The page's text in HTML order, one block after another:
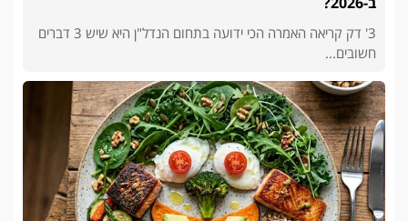
3' דק קריאה האמרה הכי ידועה בתחום הנדל"ן היא שיש 3 דברים
חשובים...